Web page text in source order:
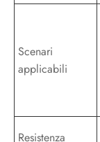
Scenari
applicabili
Resistenza